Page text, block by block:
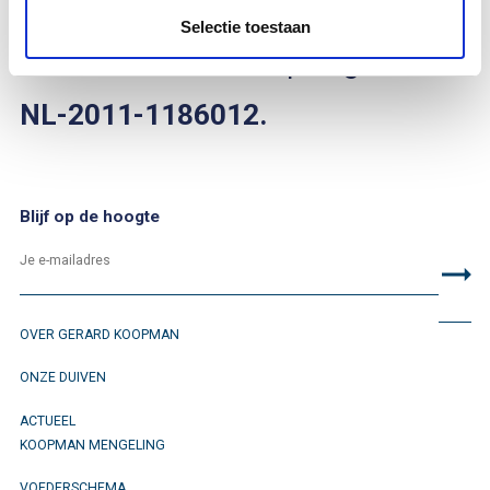
Selectie toestaan
Je kan hem vinden op ringnummer
NL-2011-1186012.
Blijf op de hoogte
OVER GERARD KOOPMAN
ONZE DUIVEN
ACTUEEL
KOOPMAN MENGELING